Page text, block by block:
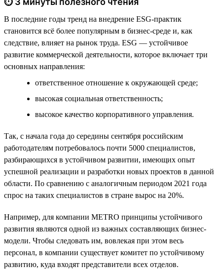
В последние годы тренд на внедрение ESG-практик
становится всё более популярным в бизнес-среде и, как
следствие, влияет на рынок труда. ESG — устойчивое
развитие коммерческой деятельности, которое включает три
основных направления:
ответственное отношение к окружающей среде;
высокая социальная ответственность;
высокое качество корпоративного управления.
Так, с начала года до середины сентября российским
работодателям потребовалось почти 5000 специалистов,
разбирающихся в устойчивом развитии, имеющих опыт
успешной реализации и разработки новых проектов в данной
области. По сравнению с аналогичным периодом 2021 года
спрос на таких специалистов в стране вырос на 20%.
Например, для компании METRO принципы устойчивого
развития являются одной из важных составляющих бизнес-
модели. Чтобы следовать им, вовлекая при этом весь
персонал, в компании существует комитет по устойчивому
развитию, куда входят представители всех отделов.